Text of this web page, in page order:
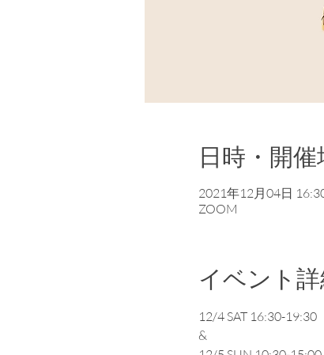
日時・開催
2021年12月04日
ZOOM
イベント詳
12/4 SAT 16:30-19:30
&